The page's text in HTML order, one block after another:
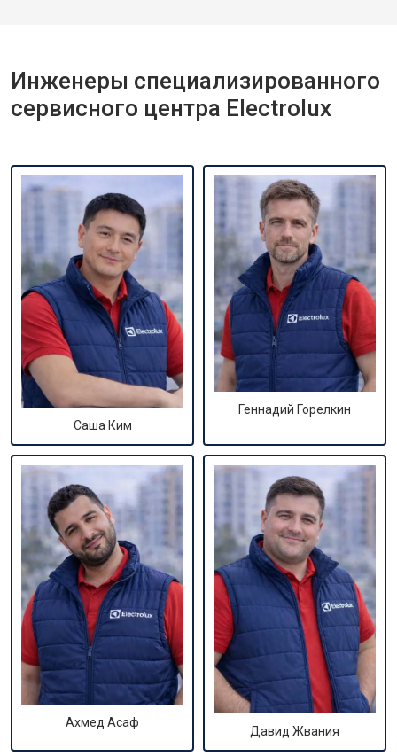
Инженеры специализированного
сервисного центра Electrolux
Саша Ким
Геннадий Горелкин
Ахмед Асаф
Давид Жвания